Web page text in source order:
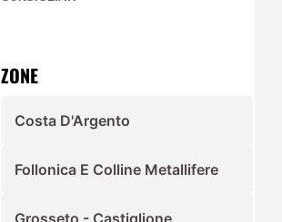
ZONE
Costa D'Argento
Follonica E Colline Metallifere